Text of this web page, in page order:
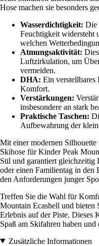
Hose machen sie besonders
Wasserdichtigkeit: Die
Feuchtigkeit widersteht
welchen
Atmungsaktivität:
Luftzirkulation, um
vermeiden.
DHA: Ein
Komfort.
Verstärkungen:
insbesondere an stark
Praktische Taschen:
Aufbewahrung der
Mit einer modernen
Skihose für Kinder Peak
Stil und garantiert gleichzeitig
oder einen Familientag in den
den Anforderungen junger
Treffen Sie die Wahl für
Mountain Ecashell und bieten
Erlebnis auf der Piste. Dieses
Spaß am Skifahren haben
Zusätzliche Informationen